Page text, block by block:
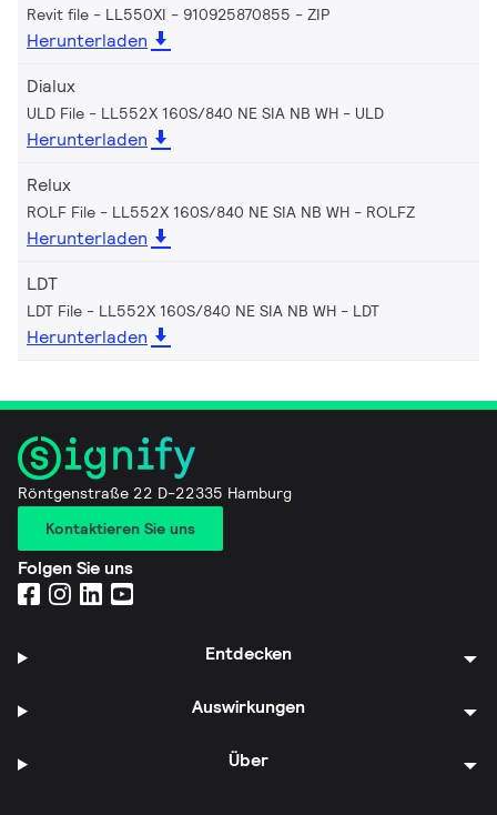
Revit file - LL550XI - 910925870855 ZIP
Herunterladen
Dialux
ULD File - LL552X 160S/840 NE SIA NB WH ULD
Herunterladen
Relux
ROLF File - LL552X 160S/840 NE SIA NB WH ROLFZ
Herunterladen
LDT
LDT File - LL552X 160S/840 NE SIA NB WH LDT
Herunterladen
Röntgenstraße 22 D-22335 Hamburg
Kontaktieren Sie uns
Folgen Sie uns
Entdecken
Auswirkungen
Über